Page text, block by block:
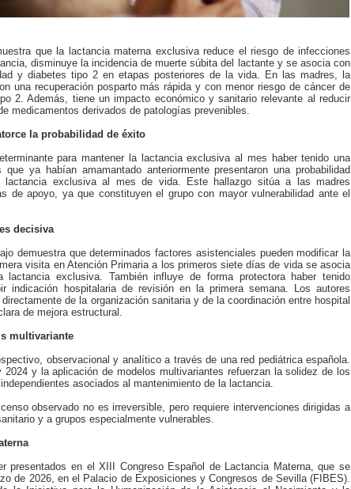
que la lactancia materna exclusiva reduce el riesgo de infecciones
disminuye la incidencia de muerte súbita del lactante y se asocia con
y diabetes tipo 2 en etapas posteriores de la vida. En las madres, la
una recuperación posparto más rápida y con menor riesgo de cáncer de
2. Además, tiene un impacto económico y sanitario relevante al reducir
medicamentos derivados de patologías prevenibles.
la probabilidad de éxito
para mantener la lactancia exclusiva al mes haber tenido una
ya habían amamantado anteriormente presentaron una probabilidad
lactancia exclusiva al mes de vida. Este hallazgo sitúa a las madres
de apoyo, ya que constituyen el grupo con mayor vulnerabilidad ante el
decisiva
demuestra que determinados factores asistenciales pueden modificar la
visita en Atención Primaria a los primeros siete días de vida se asocia
lactancia exclusiva. También influye de forma protectora haber tenido
indicación hospitalaria de revisión en la primera semana. Los autores
de la organización sanitaria y de la coordinación entre hospital
de mejora estructural.
multivariante
observacional y analítico a través de una red pediátrica española.
2024 y la aplicación de modelos multivariantes refuerzan la solidez de los
asociados al mantenimiento de la lactancia.
observado no es irreversible, pero requiere intervenciones dirigidas a
y a grupos especialmente vulnerables.
presentados en el XIII Congreso Español de Lactancia Materna, que se
de 2026, en el Palacio de Exposiciones y Congresos de Sevilla (FIBES).